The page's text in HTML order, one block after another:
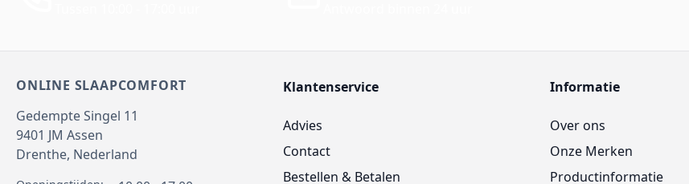
ONLINE SLAAPCOMFORT
Gedempte Singel 11
9401 JM Assen
Drenthe, Nederland
Klantenservice
Advies
Contact
Bestellen & Betalen
Informatie
Over ons
Onze Merken
Productinformatie